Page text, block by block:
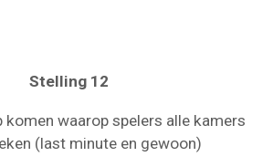
Stelling 12
komen waarop spelers alle kamers
(last minute en gewoon)